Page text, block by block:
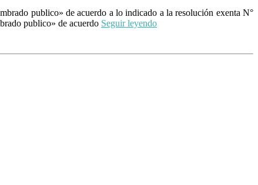
publico» de acuerdo a lo indicado a la resolución exenta N°
publico» de acuerdo Seguir leyendo